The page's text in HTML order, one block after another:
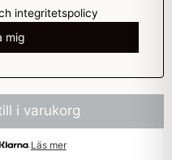
integritetspolicy
i varukorg
Läs mer